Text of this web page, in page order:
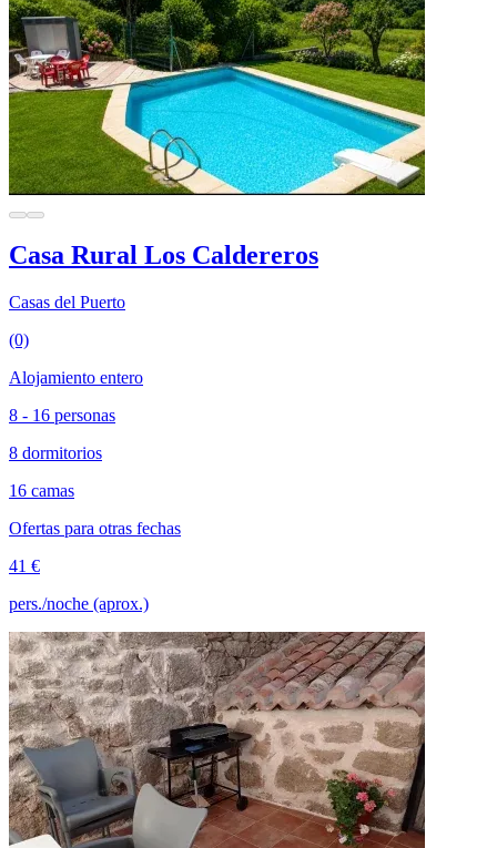
Casa Rural Los Caldereros
Casas del Puerto
(0)
Alojamiento entero
8 - 16 personas
8 dormitorios
16 camas
Ofertas para otras fechas
41 €
pers./noche (aprox.)